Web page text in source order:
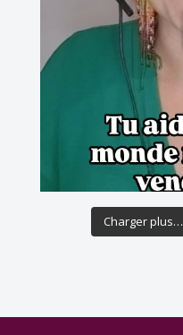
Charger plus…